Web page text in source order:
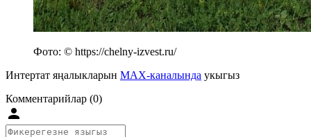
Фото: © https://chelny-izvest.ru/
Интертат яңалыкларын MAX-каналында укыгыз
Комментарийлар (0)